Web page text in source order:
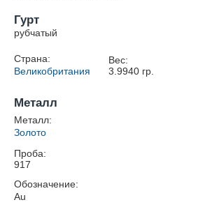
Гурт
рубчатый
Страна:
Великобритания
Вес:
3.9940гр.
Металл
Металл:
Золото
Проба:
917
Обозначение:
Au